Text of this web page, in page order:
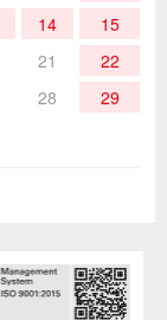
14
15
21
22
28
29